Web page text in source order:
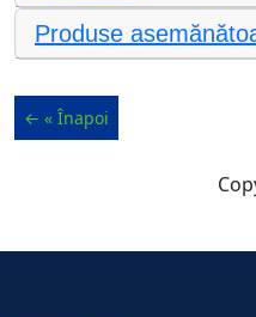
Produse